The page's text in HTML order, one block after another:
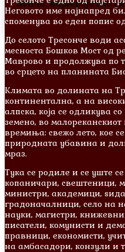
лепче, најверојатно
Неговото име најнапред
споменува во еден попис
До селото Тресонче води
месноста Бошков Мост од
Маврово и продолжува по
во срцето на планината
Климата во долината на
континентална, а на
алпска, која се одликува
земено, во
времиња: свежо лето, кое
природната убавина и
мраз.
Тука се родиле и сe уште
копаничари, свештеници,
министри, академици,
градоначалници, село на
науки, магистри,
писатели, комунисти и
правници, економисти,
на амбасадори, конзули и